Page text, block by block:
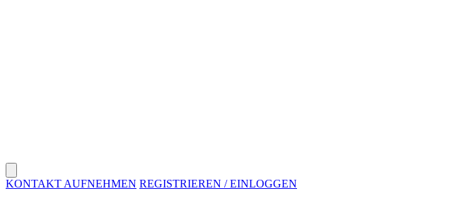
KONTAKT AUFNEHMEN REGISTRIEREN / EINLOGGEN